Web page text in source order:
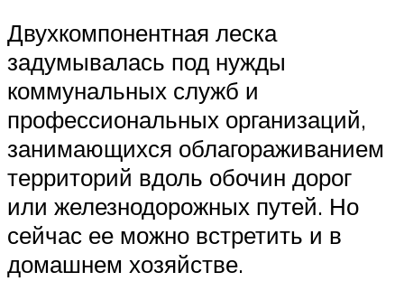
Двухкомпонентная леска
задумывалась под нужды
коммунальных служб и
профессиональных организаций,
занимающихся облагораживанием
территорий вдоль обочин дорог
или железнодорожных путей. Но
сейчас ее можно встретить и в
домашнем хозяйстве.